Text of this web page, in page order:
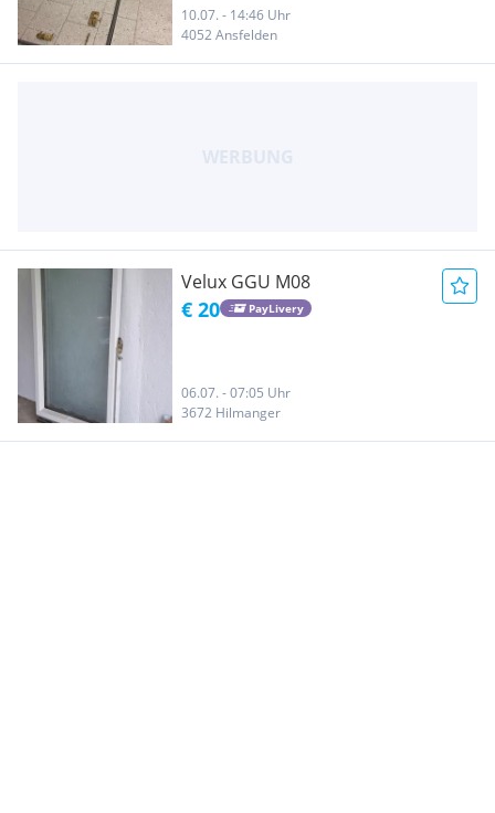
10.07. - 14:46 Uhr
4052 Ansfelden
Velux GGU M08
€ 20 PayLivery
06.07. - 07:05 Uhr
3672 Hilmanger